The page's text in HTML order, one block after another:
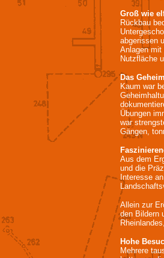
Groß wie
Rückbau
abgerissen
Anlagen mit
Nutzfläche
Das
Kaum war
Übungen
war
Gängen,
Aus dem
und die
Interesse
Allein zur
den Bildern
Hohe
Mehrere